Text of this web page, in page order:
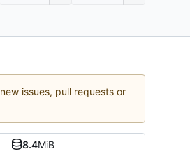
issues, pull requests or
8.4MiB